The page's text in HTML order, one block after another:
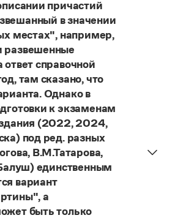
как государственного
и пунктуации
теоретический курс
слова
языке
имён
терминов
орфографии и пунктуации
причастий
в значении
местах", например,
развешенные
справочной
там сказано, что
Однако в
к экзаменам
(2022, 2024,
под ред. разных
В.М.Татарова,
единственным
вариант
а
быть только